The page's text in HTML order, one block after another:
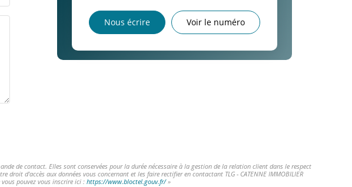
Nous écrire Voir le numéro
de contact. Elles sont conservées pour la durée nécessaire à la gestion de la relation client dans le respect
d'accès aux données vous concernant et les faire rectifier en contactant TLG - CATENNE IMMOBILIER
pouvez vous inscrire ici : https://www.bloctel.gouv.fr/»